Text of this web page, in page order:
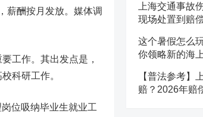
薪酬按月发放。媒体调
工作。其出发点是，
科研工作。
位吸纳毕业生就业工
上海交通事故
现场处置到赔
这个暑假怎么
你领略新的海
【普法参考】
赔？2026年赔